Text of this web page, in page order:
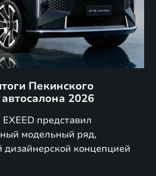
Пекинского
2026
представил
модельный ряд,
концепцией